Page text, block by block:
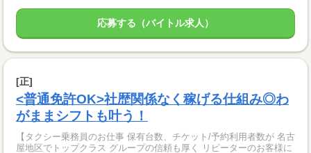
応募する（バイトル求人）
[正]
<普通免許OK>社歴関係なく稼げる仕組み◎わ
がままシフトも叶う！
【タクシー乗務員のお仕事 保有台数、チケット/予約利用者数が 名古
屋地区でトップクラス グループの信頼も厚く リピーターのお客様に